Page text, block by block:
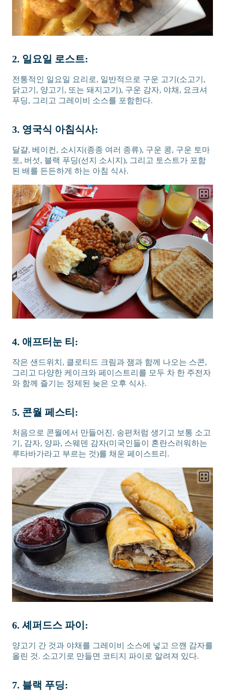
2. 일요일 로스트:
전통적인 일요일 요리로, 일반적으로 구운 고기(소고기,
닭고기, 양고기, 또는 돼지고기), 구운 감자, 야채, 요크셔
푸딩, 그리고 그레이비 소스를 포함한다.
3. 영국식 아침식사:
달걀, 베이컨, 소시지(종종 여러 종류), 구운 콩, 구운 토마
토, 버섯, 블랙 푸딩(선지 소시지), 그리고 토스트가 포함
된 배를 든든하게 하는 아침 식사.
4. 애프터눈 티:
작은 샌드위치, 클로티드 크림과 잼과 함께 나오는 스콘,
그리고 다양한 케이크와 페이스트리를 모두 차 한 주전자
와 함께 즐기는 정제된 늦은 오후 식사.
5. 콘월 페스티:
처음으로 콘월에서 만들어진, 송편처럼 생기고 보통 소고
기, 감자, 양파, 스웨덴 감자(미국인들이 혼란스러워하는
루타바가라고 부르는 것)를 채운 페이스트리.
6. 셰퍼드스 파이:
양고기 간 것과 야채를 그레이비 소스에 넣고 으깬 감자를
올린 것. 소고기로 만들면 코티지 파이로 알려져 있다.
7. 블랙 푸딩: